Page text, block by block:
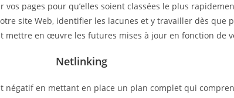
pages pour qu’elles soient classées le plus
site Web, identifier les lacunes et y travailler dès
en œuvre les futures mises à jour en fonction de
Netlinking
en mettant en place un plan complet qui